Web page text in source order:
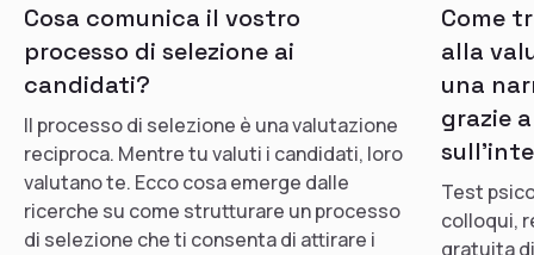
Cosa comunica il vostro
processo di selezione ai
candidati?
Il processo di selezione è una valutazione
reciproca. Mentre tu valuti i candidati, loro
valutano te. Ecco cosa emerge dalle
ricerche su come strutturare un processo
di selezione che ti consenta di attirare i
Come
alla
una
grazie
Test
colloqui,
gratuita